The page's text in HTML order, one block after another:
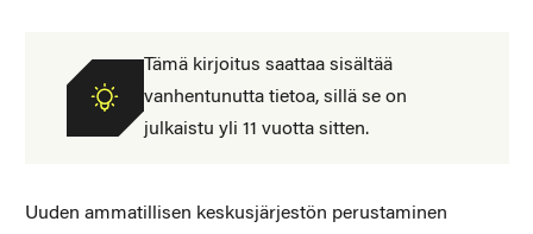
Tämä kirjoitus saattaa sisältää
vanhentunutta tietoa, sillä se on
julkaistu yli 11 vuotta sitten.
Uuden ammatillisen keskusjärjestön perustaminen